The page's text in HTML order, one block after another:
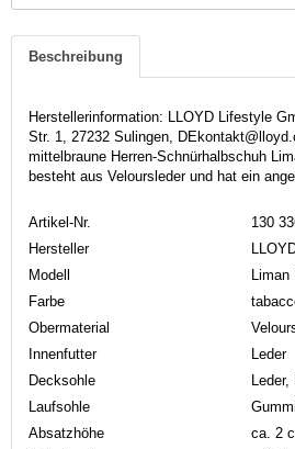
Beschreibung
Herstellerinformation: LLOYD Lifestyle
Str. 1, 27232 Sulingen,
mittelbraune Herren-Schnürhalbschuh
besteht aus Veloursleder und hat ein
Artikel-Nr.
130
Hersteller
Modell
Liman
Farbe
Obermaterial
Innenfutter
Leder
Decksohle
Laufsohle
Absatzhöhe
ca. 2